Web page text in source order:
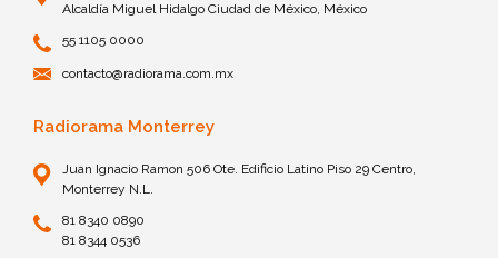
Alcaldía Miguel Hidalgo Ciudad de México, México
55 1105 0000
contacto@radiorama.com.mx
Radiorama Monterrey
Juan Ignacio Ramon 506 Ote. Edificio Latino Piso 29 Centro,
Monterrey N.L.
81 8340 0890
81 8344 0536